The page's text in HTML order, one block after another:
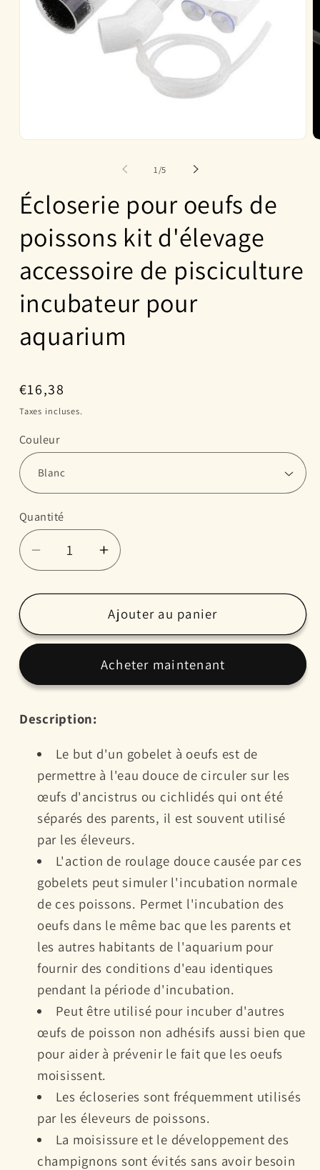
une
fenêtre
1/de
5
Écloserie pour oeufs de
poissons kit d'élevage
accessoire de pisciculture
incubateur pour
aquarium
Prix
habituel
€16,38
Taxes incluses.
Couleur
Quantité
Réduire
la
quantité
Écloserie
de
kit
accessoire
de
pisciculture
incubateur
pour
aquarium
Augmenter
la
quantité
de
Écloserie
oeufs
de
d&#39;élevage
accessoire
de
pisciculture
incubateur
pour
aquarium
Ajouter au panier
Acheter maintenant
Description:
Le but d'un gobelet à oeufs est de
permettre à l'eau douce de circuler sur les
œufs d'ancistrus ou cichlidés qui ont été
séparés des parents, il est souvent utilisé
par les éleveurs.
L'action de roulage douce causée par ces
gobelets peut simuler l'incubation normale
de ces poissons. Permet l'incubation des
oeufs dans le même bac que les parents et
les autres habitants de l'aquarium pour
fournir des conditions d'eau identiques
pendant la période d'incubation.
Peut être utilisé pour incuber d'autres
œufs de poisson non adhésifs aussi bien que
pour aider à prévenir le fait que les oeufs
moisissent.
Les écloseries sont fréquemment utilisés
par les éleveurs de poissons.
La moisissure et le développement des
champignons sont évités sans avoir besoin